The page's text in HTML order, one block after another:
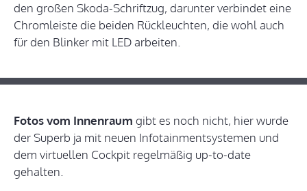
den großen Skoda-Schriftzug, darunter verbindet eine
Chromleiste die beiden Rückleuchten, die wohl auch
für den Blinker mit LED arbeiten.
Fotos vom Innenraum gibt es noch nicht, hier wurde
der Superb ja mit neuen Infotainmentsystemen und
dem virtuellen Cockpit regelmäßig up-to-date
gehalten.